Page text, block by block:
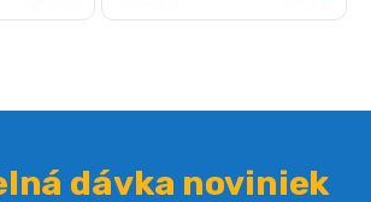
dávka noviniek